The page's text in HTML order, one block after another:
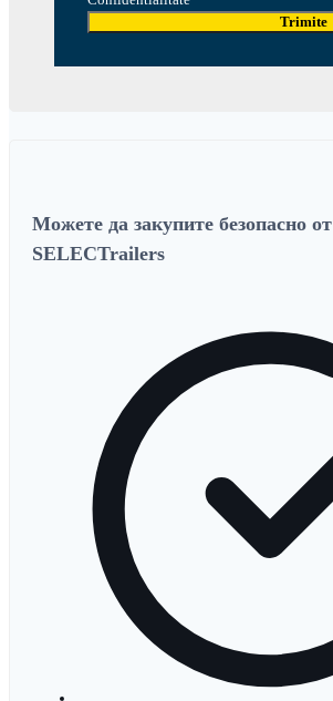
Trimite
Можете да закупите безопасно от
SELECTrailers